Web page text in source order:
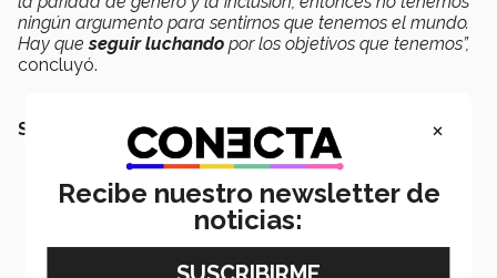
ningún argumento para sentirnos que tenemos el mundo.
Hay queseguir luchando por los objetivos que tenemos”,
concluyó.
SEGURO QUERRÁS LEER TAMBIÉN: ×
Recibe nuestro newsletter de
noticias: